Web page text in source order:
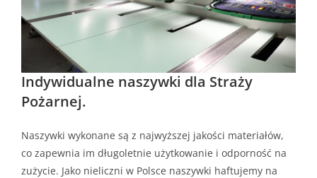
Indywidualne naszywki dla Straży
Pożarnej.
Naszywki wykonane są z najwyższej jakości materiałów,
co zapewnia im długoletnie użytkowanie i odporność na
zużycie. Jako nieliczni w Polsce naszywki haftujemy na